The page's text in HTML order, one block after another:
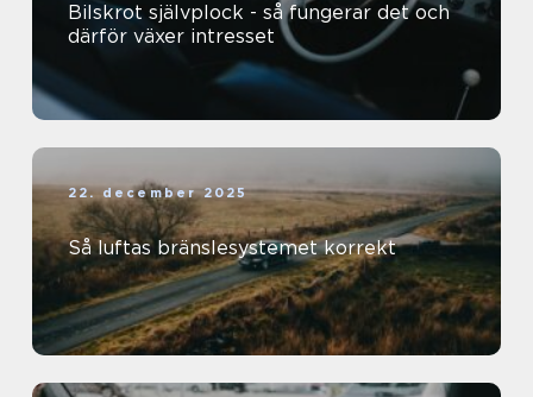
Bilskrot självplock - så fungerar det och
därför växer intresset
22. december 2025
Så luftas bränslesystemet korrekt